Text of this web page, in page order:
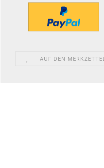
AUF DEN MERKZETTEL